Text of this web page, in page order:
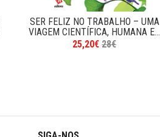
SER FELIZ NO TRABALHO – UMA
VIAGEM CIENTÍFICA, HUMANA E...
25,20€ 28€